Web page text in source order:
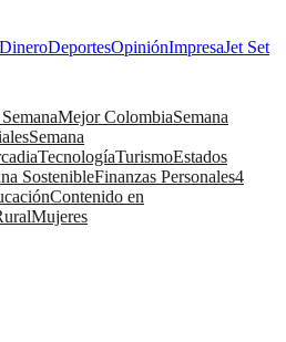
DineroDeportesOpiniónImpresaJet Set
Mejor ColombiaSemana
Semana
TecnologíaTurismoEstados
SostenibleFinanzas Personales4
Contenido en
Mujeres